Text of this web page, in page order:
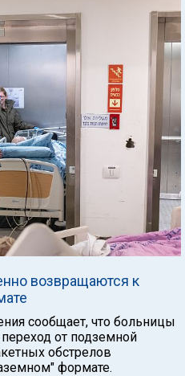
возвращаются к
сообщает, что больницы
от подземной
обстрелов
формате.